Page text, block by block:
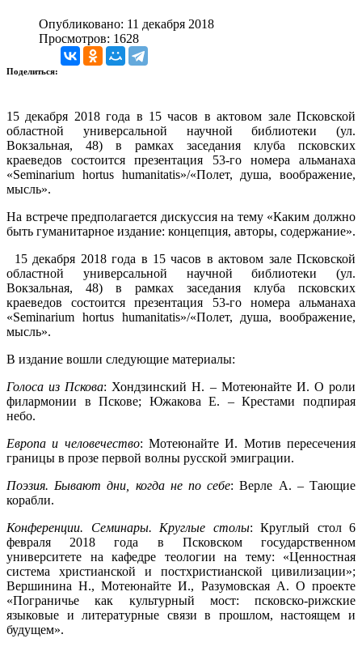
Опубликовано: 11 декабря 2018
Просмотров: 1628
Поделиться:
15 декабря 2018 года в 15 часов в актовом зале Псковской
областной универсальной научной библиотеки (ул.
Вокзальная, 48) в рамках заседания клуба псковских
краеведов состоится презентация 53-го номера альманаха
«Seminarium hortus humanitatis»/«Полет, душа, воображение,
мысль».
На встрече предполагается дискуссия на тему «Каким должно
быть гуманитарное издание: концепция, авторы, содержание».
15 декабря 2018 года в 15 часов в актовом зале Псковской
областной универсальной научной библиотеки (ул.
Вокзальная, 48) в рамках заседания клуба псковских
краеведов состоится презентация 53-го номера альманаха
«Seminarium hortus humanitatis»/«Полет, душа, воображение,
мысль».
В издание вошли следующие материалы:
Голоса из Пскова: Хондзинский Н. – Мотеюнайте И. О роли
филармонии в Пскове; Южакова Е. – Крестами подпирая
небо.
Европа и человечество: Мотеюнайте И. Мотив пересечения
границы в прозе первой волны русской эмиграции.
Поэзия. Бывают дни, когда не по себе: Верле А. – Тающие
корабли.
Конференции. Семинары. Круглые столы: Круглый стол 6
февраля 2018 года в Псковском государственном
университете на кафедре теологии на тему: «Ценностная
система христианской и постхристианской цивилизации»;
Вершинина Н., Мотеюнайте И., Разумовская А. О проекте
«Пограничье как культурный мост: псковско-рижские
языковые и литературные связи в прошлом, настоящем и
будущем».